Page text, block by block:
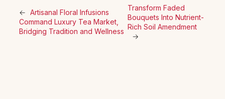
← Artisanal Floral Infusions
Command Luxury Tea Market,
Bridging Tradition and Wellness
Transform Faded
Bouquets Into Nutrient-
Rich Soil Amendment
→